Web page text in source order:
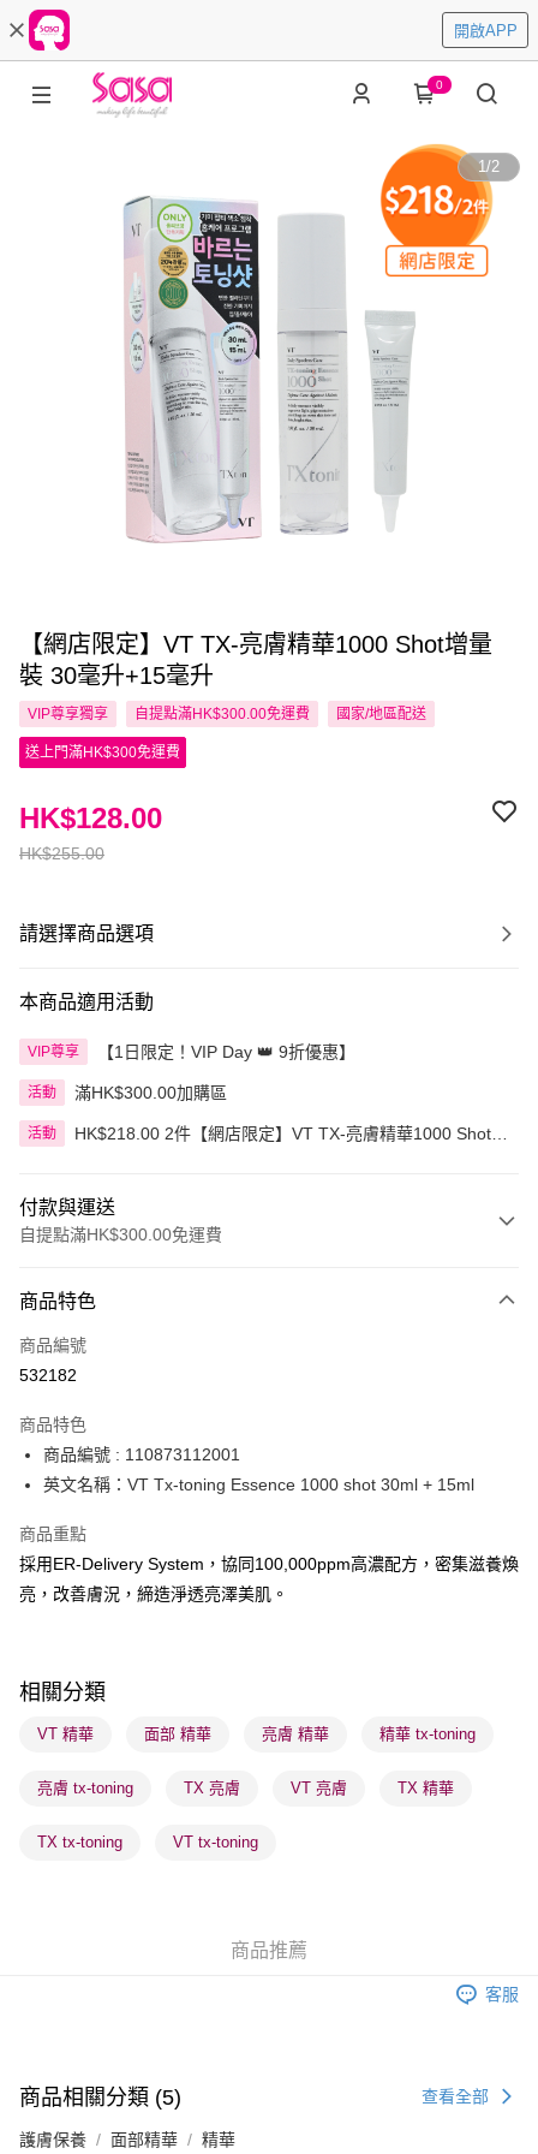
開啟APP
0
1/2
【網店限定】VT TX-亮膚精華1000 Shot增量
裝 30毫升+15毫升
VIP尊享獨享 自提點滿HK$300.00免運費 國家/地區配送
送上門滿HK$300免運費
HK$255.00
HK$128.00
請選擇商品選項
本商品適用活動
VIP尊享 【1日限定！VIP Day 👑 9折優惠】
活動 滿HK$300.00加購區
活動
HK$218.00 2件【網店限定】VT TX-亮膚精華1000 Shot增
付款與運送
自提點滿HK$300.00免運費
信用卡
Apple Pay
PayMe
WeChat Pay
BoC Pay
送貨方式
每筆HK$65.00，滿HK$300.00或以上免運費
確認發貨後1-3 工作天送達，訂單將隨機分配至SF順豐速運或京東
每筆HK$65.00，滿HK$300.00或以上免運費
每筆HK$20.00，滿HK$100.00或以上免運費
(澳門門市) 只顯示可選門市。確認發貨後2-5個工作天到店，3天內
澳門地區配送 - 確認發貨後1-4個工作天送達 運費表
商品特色
商品編號
532182
商品特色
商品編號 : 110873112001
英文名稱：VT Tx-toning Essence 1000 shot 30ml + 15ml
商品重點
採用ER-Delivery System，協同100,000ppm高濃配方，密集滋養煥
亮，改善膚況，締造淨透亮澤美肌。
相關分類
VT 精華 面部 精華 亮膚 精華 精華 tx-toning
亮膚 tx-toning TX 亮膚 VT 亮膚 TX 精華
TX tx-toning VT tx-toning
商品推薦
客服
商品相關分類 (5) 查看全部
護膚保養 面部精華 精華